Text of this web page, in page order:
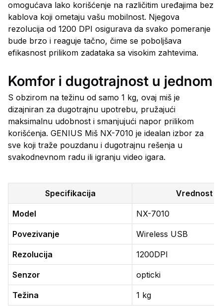
omogućava lako korišćenje na različitim uređajima bez
kablova koji ometaju vašu mobilnost. Njegova
rezolucija od 1200 DPI osigurava da svako pomeranje
bude brzo i reaguje tačno, čime se poboljšava
efikasnost prilikom zadataka sa visokim zahtevima.
Komfor i dugotrajnost u jednom
S obzirom na težinu od samo 1 kg, ovaj miš je
dizajniran za dugotrajnu upotrebu, pružajući
maksimalnu udobnost i smanjujući napor prilikom
korišćenja. GENIUS Miš NX-7010 je idealan izbor za
sve koji traže pouzdanu i dugotrajnu rešenja u
svakodnevnom radu ili igranju video igara.
Specifikacija Vrednost
Model NX-7010
Povezivanje Wireless USB
Rezolucija 1200DPI
Senzor opticki
Težina 1 kg